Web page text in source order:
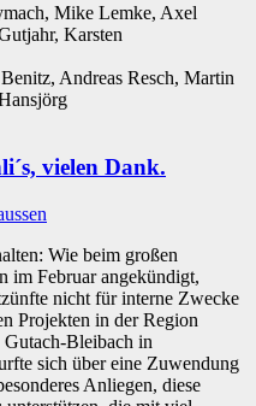
Mike Lemke, Axel
Karsten
Andreas Resch, Martin
vielen Dank.
Wie beim großen
im Februar angekündigt,
nicht für interne Zwecke
Projekten in der Region
Bleibach in
sich über eine Zuwendung
Anliegen, diese